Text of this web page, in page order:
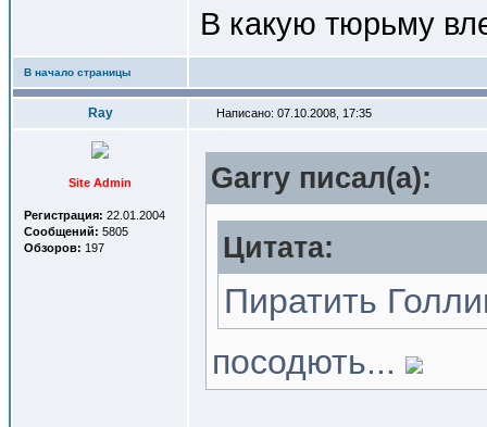
В какую тюрьму
В начало страницы
Ray Написано: 07.10.2008, 17:35
Site Admin
Регистрация: 22.01.2004
Сообщений: 5805
Обзоров: 197
Garry писал(a):
Цитата:
Пиратить
посодють...